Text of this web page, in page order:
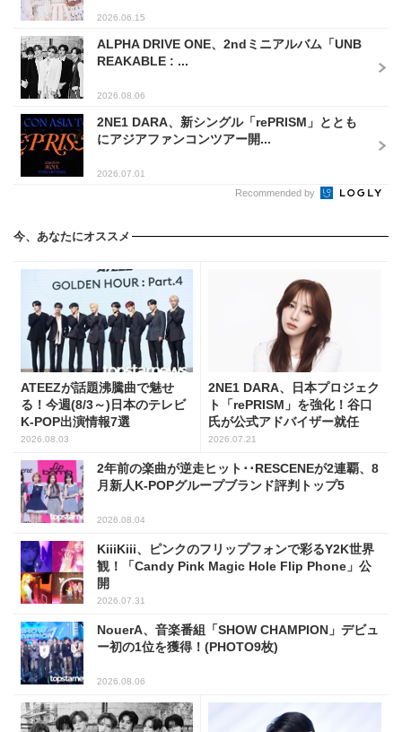
2026.06.15
ALPHA DRIVE ONE、2ndミニアルバム「UNB
REAKABLE : ...
2026.08.06
2NE1 DARA、新シングル「rePRISM」ととも
にアジアファンコンツアー開...
2026.07.01
Recommended by
今、あなたにオススメ
ATEEZが話題沸騰曲で魅せ
る！今週(8/3～)日本のテレビ
K-POP出演情報7選
2026.08.03
2NE1 DARA、日本プロジェク
ト「rePRISM」を強化！谷口
氏が公式アドバイザー就任
2026.07.21
2年前の楽曲が逆走ヒット･･RESCENEが2連覇、8
月新人K-POPグループブランド評判トップ5
2026.08.04
KiiiKiii、ピンクのフリップフォンで彩るY2K世界
観！「Candy Pink Magic Hole Flip Phone」公
開
2026.07.31
NouerA、音楽番組「SHOW CHAMPION」デビュ
ー初の1位を獲得！(PHOTO9枚)
2026.08.06